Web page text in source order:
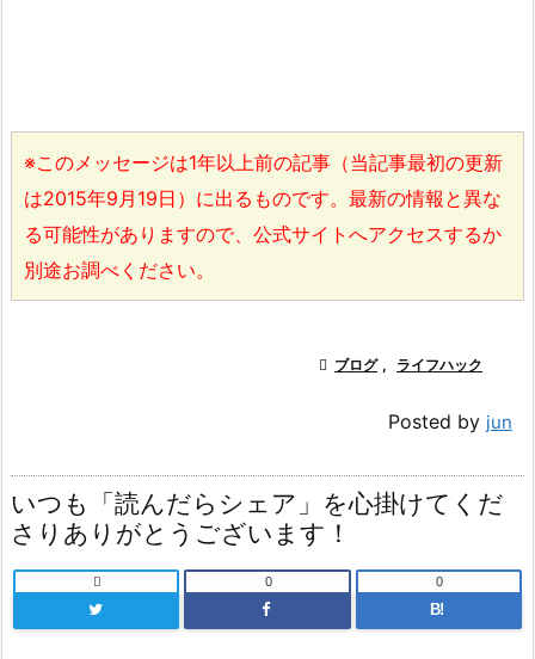
※このメッセージは1年以上前の記事（当記事最初の更新
は2015年9月19日）に出るものです。最新の情報と異な
る可能性がありますので、公式サイトへアクセスするか
別途お調べください。
 ブログ , ライフハック
Posted by jun
いつも「読んだらシェア」を心掛けてくだ
さりありがとうございます！
 0
B!
0